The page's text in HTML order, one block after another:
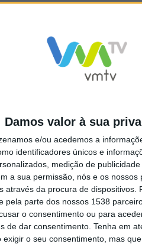
Damos valor à sua
e/ou acedemos a
identificadores únicos e
medição de
a sua permissão, nós e os
através da procura de dispositivos.
pela parte dos nossos 1538
o consentimento ou para
de dar consentimento. Tenha em
o seu consentimento, mas
também poderá assistir
sempre presente de manter
IV Desfile de
Ouro
Sucesso das
Ouro 2023